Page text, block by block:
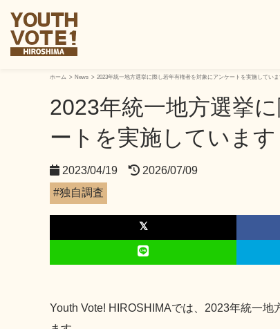
ホーム News 2023年統一地方選挙に際し若年有権者を対象にアンケートを実施してい
2023年統一地方選挙
ートを実施しています
2023/04/19
2026/07/09
#独自調査
Youth Vote! HIROSHIMAでは、2023年統一